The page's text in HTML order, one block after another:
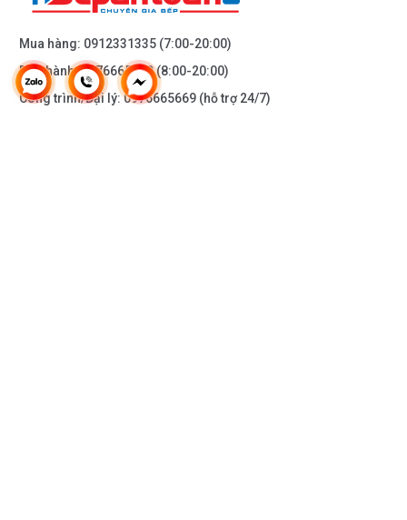
Fresh & Drying: Sấy tươi bằng khí nóng, duy trì diệt
Mua hàng: 0912331335 (7:00-20:00)
Bảo hành:0976665669(8:00-20:00)
Công trình/Đại lý:0976665669 (hỗ trợ 24/7)